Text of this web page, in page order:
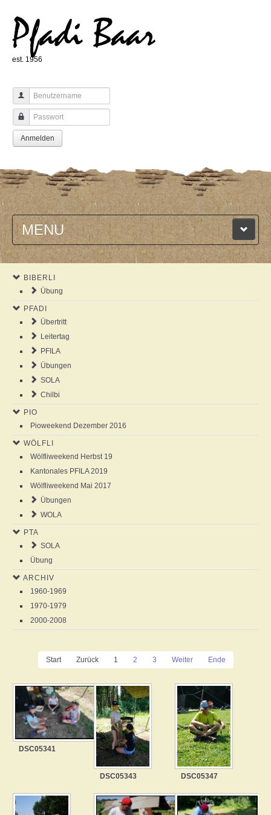
Pfadi Baar
est. 1956
Benutzername
Passwort
Anmelden
MENU
HOME
NEWS
AGENDA
ABOUT US
ANSCHLAG
GALLERY
BIBERLI
Übung
PFADI
Übertritt
Leitertag
PFILA
Übungen
SOLA
Chilbi
PIO
Pioweekend Dezember 2016
WÖLFLI
Wölfliweekend Herbst 19
Kantonales PFILA 2019
Wölfliweekend Mai 2017
Übungen
WOLA
PTA
SOLA
Übung
ARCHIV
1960-1969
1970-1979
2000-2008
Start Zurück 1 2 3 Weiter Ende
DSC05341
DSC05343 DSC05347